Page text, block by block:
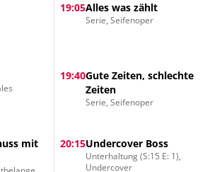
mit
19:05Alles was zählt
Serie, Seifenoper
19:40Gute Zeiten, schlechte
Zeiten
Serie, Seifenoper
20:15Undercover Boss
Unterhaltung (S:15 E: 1),
Undercover